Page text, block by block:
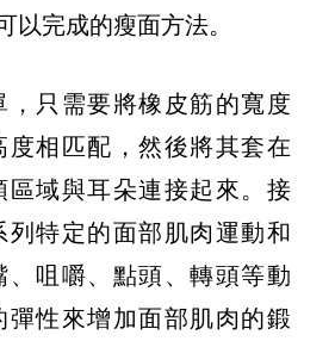
以完成的瘦面方法。
只需要將橡皮筋的寬度
相匹配，然後將其套在
域與耳朵連接起來。接
特定的面部肌肉運動和
咀嚼、點頭、轉頭等動
性來增加面部肌肉的鍛